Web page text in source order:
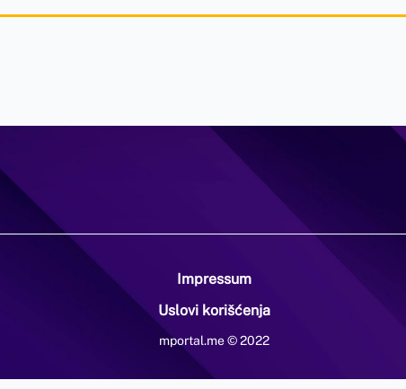
Impressum
Uslovi korišćenja
mportal.me © 2022